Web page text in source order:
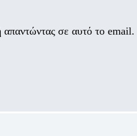
σε αυτό το email.